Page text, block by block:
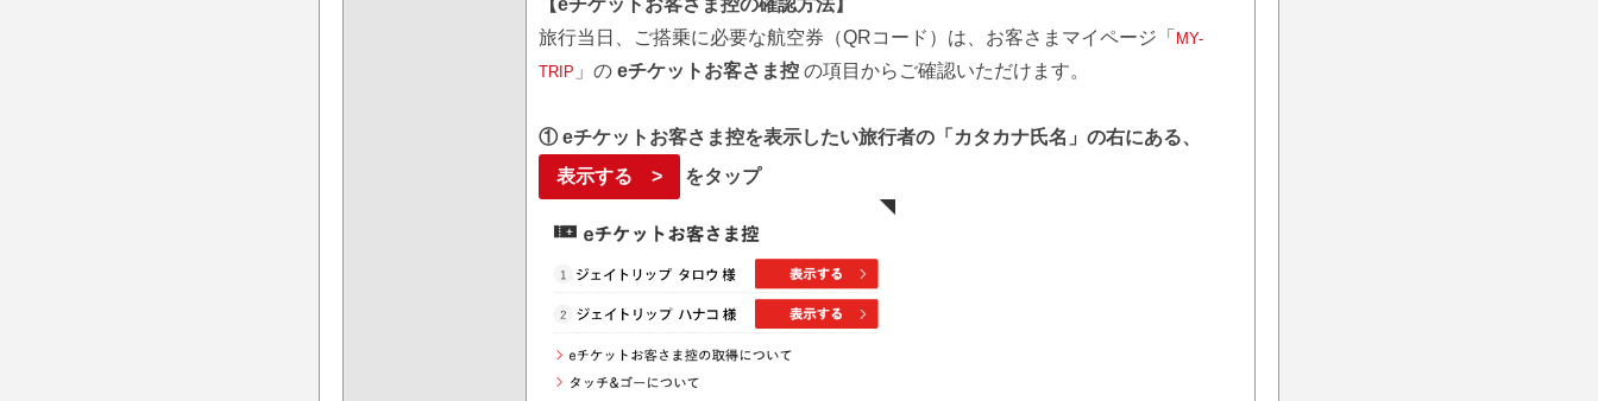
【eチケットお客さま控の確認方法】
旅行当日、ご搭乗に必要な航空券（QRコード）は、お客さまマイページ「 MY-
TRIP 」の eチケットお客さま控 の項目からご確認いただけます。
① eチケットお客さま控を表示したい旅行者の「カタカナ氏名」の右にある、
表示する >
をタップ